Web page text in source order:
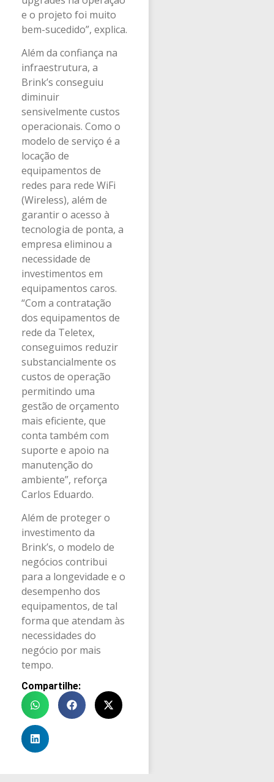
e o projeto foi muito
bem-sucedido”, explica.
Além da confiança na
infraestrutura, a
Brink’s conseguiu
diminuir
sensivelmente custos
operacionais. Como o
modelo de serviço é a
locação de
equipamentos de
redes para rede WiFi
(Wireless), além de
garantir o acesso à
tecnologia de ponta, a
empresa eliminou a
necessidade de
investimentos em
equipamentos caros.
“Com a contratação
dos equipamentos de
rede da Teletex,
conseguimos reduzir
substancialmente os
custos de operação
permitindo uma
gestão de orçamento
mais eficiente, que
conta também com
suporte e apoio na
manutenção do
ambiente”, reforça
Carlos Eduardo.
Além de proteger o
investimento da
Brink’s, o modelo de
negócios contribui
para a longevidade e o
desempenho dos
equipamentos, de tal
forma que atendam às
necessidades do
negócio por mais
tempo.
Compartilhe: